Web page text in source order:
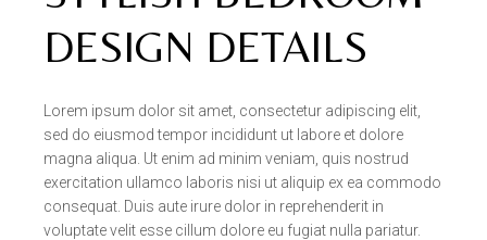
DESIGN DETAILS
Lorem ipsum dolor sit amet, consectetur adipiscing elit,
sed do eiusmod tempor incididunt ut labore et dolore
magna aliqua. Ut enim ad minim veniam, quis nostrud
exercitation ullamco laboris nisi ut aliquip ex ea commodo
consequat. Duis aute irure dolor in reprehenderit in
voluptate velit esse cillum dolore eu fugiat nulla pariatur.